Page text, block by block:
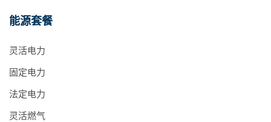
能源套餐
灵活电力
固定电力
法定电力
灵活燃气